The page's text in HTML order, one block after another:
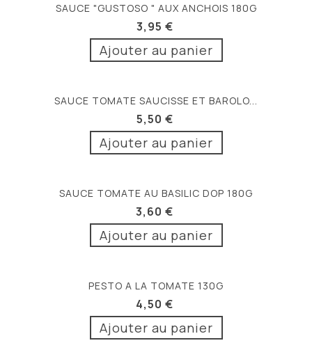
SAUCE "GUSTOSO " AUX ANCHOIS 180G
3,95 €
Ajouter au panier
SAUCE TOMATE SAUCISSE ET BAROLO...
5,50 €
Ajouter au panier
SAUCE TOMATE AU BASILIC DOP 180G
3,60 €
Ajouter au panier
PESTO A LA TOMATE 130G
4,50 €
Ajouter au panier